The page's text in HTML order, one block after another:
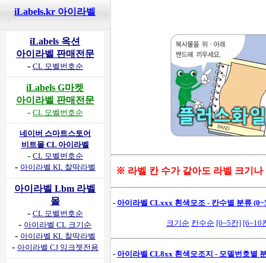
iLabels.kr 아이라벨
iLabels 옥션
아이라벨 판매전문
- CL 모벨번호순
iLabels G마켓
아이라벨 판매전문
- CL 모벨번호순
네이버 스마트스토어
비트몰 CL 아이라벨
- CL 모벨번호순
- 아이라벨 KL 찰딱라벨
아이라벨 Lbm 라벨
몰
- CL 모벨번호순
- 아이라벨 CL 크기순
- 아이라벨 KL 찰딱라벨
- 아이라벨 CJ 잉크젯전용
※ 라벨 칸 수가 같아도 라벨 크기나
- 아이라벨 CLxxx 흰색모조 - 칸수별 분류
크기순 칸수순 [0~5칸] [6~10
- 아이라벨 CL8xx 흰색모조지 - 모델번호별